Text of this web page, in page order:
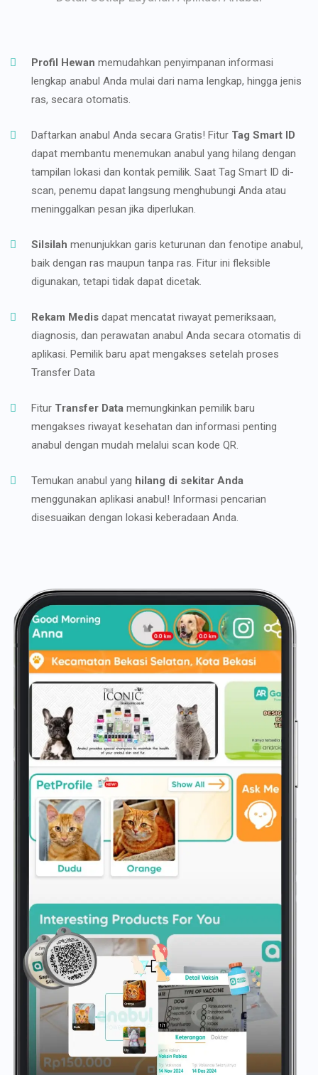
Profil Hewan memudahkan penyimpanan informasi
lengkap anabul Anda mulai dari nama lengkap, hingga jenis
ras, secara otomatis.
Daftarkan anabul Anda secara Gratis! Fitur Tag Smart ID
dapat membantu menemukan anabul yang hilang dengan
tampilan lokasi dan kontak pemilik. Saat Tag Smart ID di-
scan, penemu dapat langsung menghubungi Anda atau
meninggalkan pesan jika diperlukan.
Silsilah menunjukkan garis keturunan dan fenotipe anabul,
baik dengan ras maupun tanpa ras. Fitur ini fleksible
digunakan, tetapi tidak dapat dicetak.
Rekam Medis dapat mencatat riwayat pemeriksaan,
diagnosis, dan perawatan anabul Anda secara otomatis di
aplikasi. Pemilik baru apat mengakses setelah proses
Transfer Data
Fitur Transfer Data memungkinkan pemilik baru
mengakses riwayat kesehatan dan informasi penting
anabul dengan mudah melalui scan kode QR.
Temukan anabul yang hilang di sekitar Anda
menggunakan aplikasi anabul! Informasi pencarian
disesuaikan dengan lokasi keberadaan Anda.